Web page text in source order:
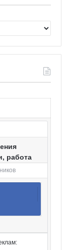
работа